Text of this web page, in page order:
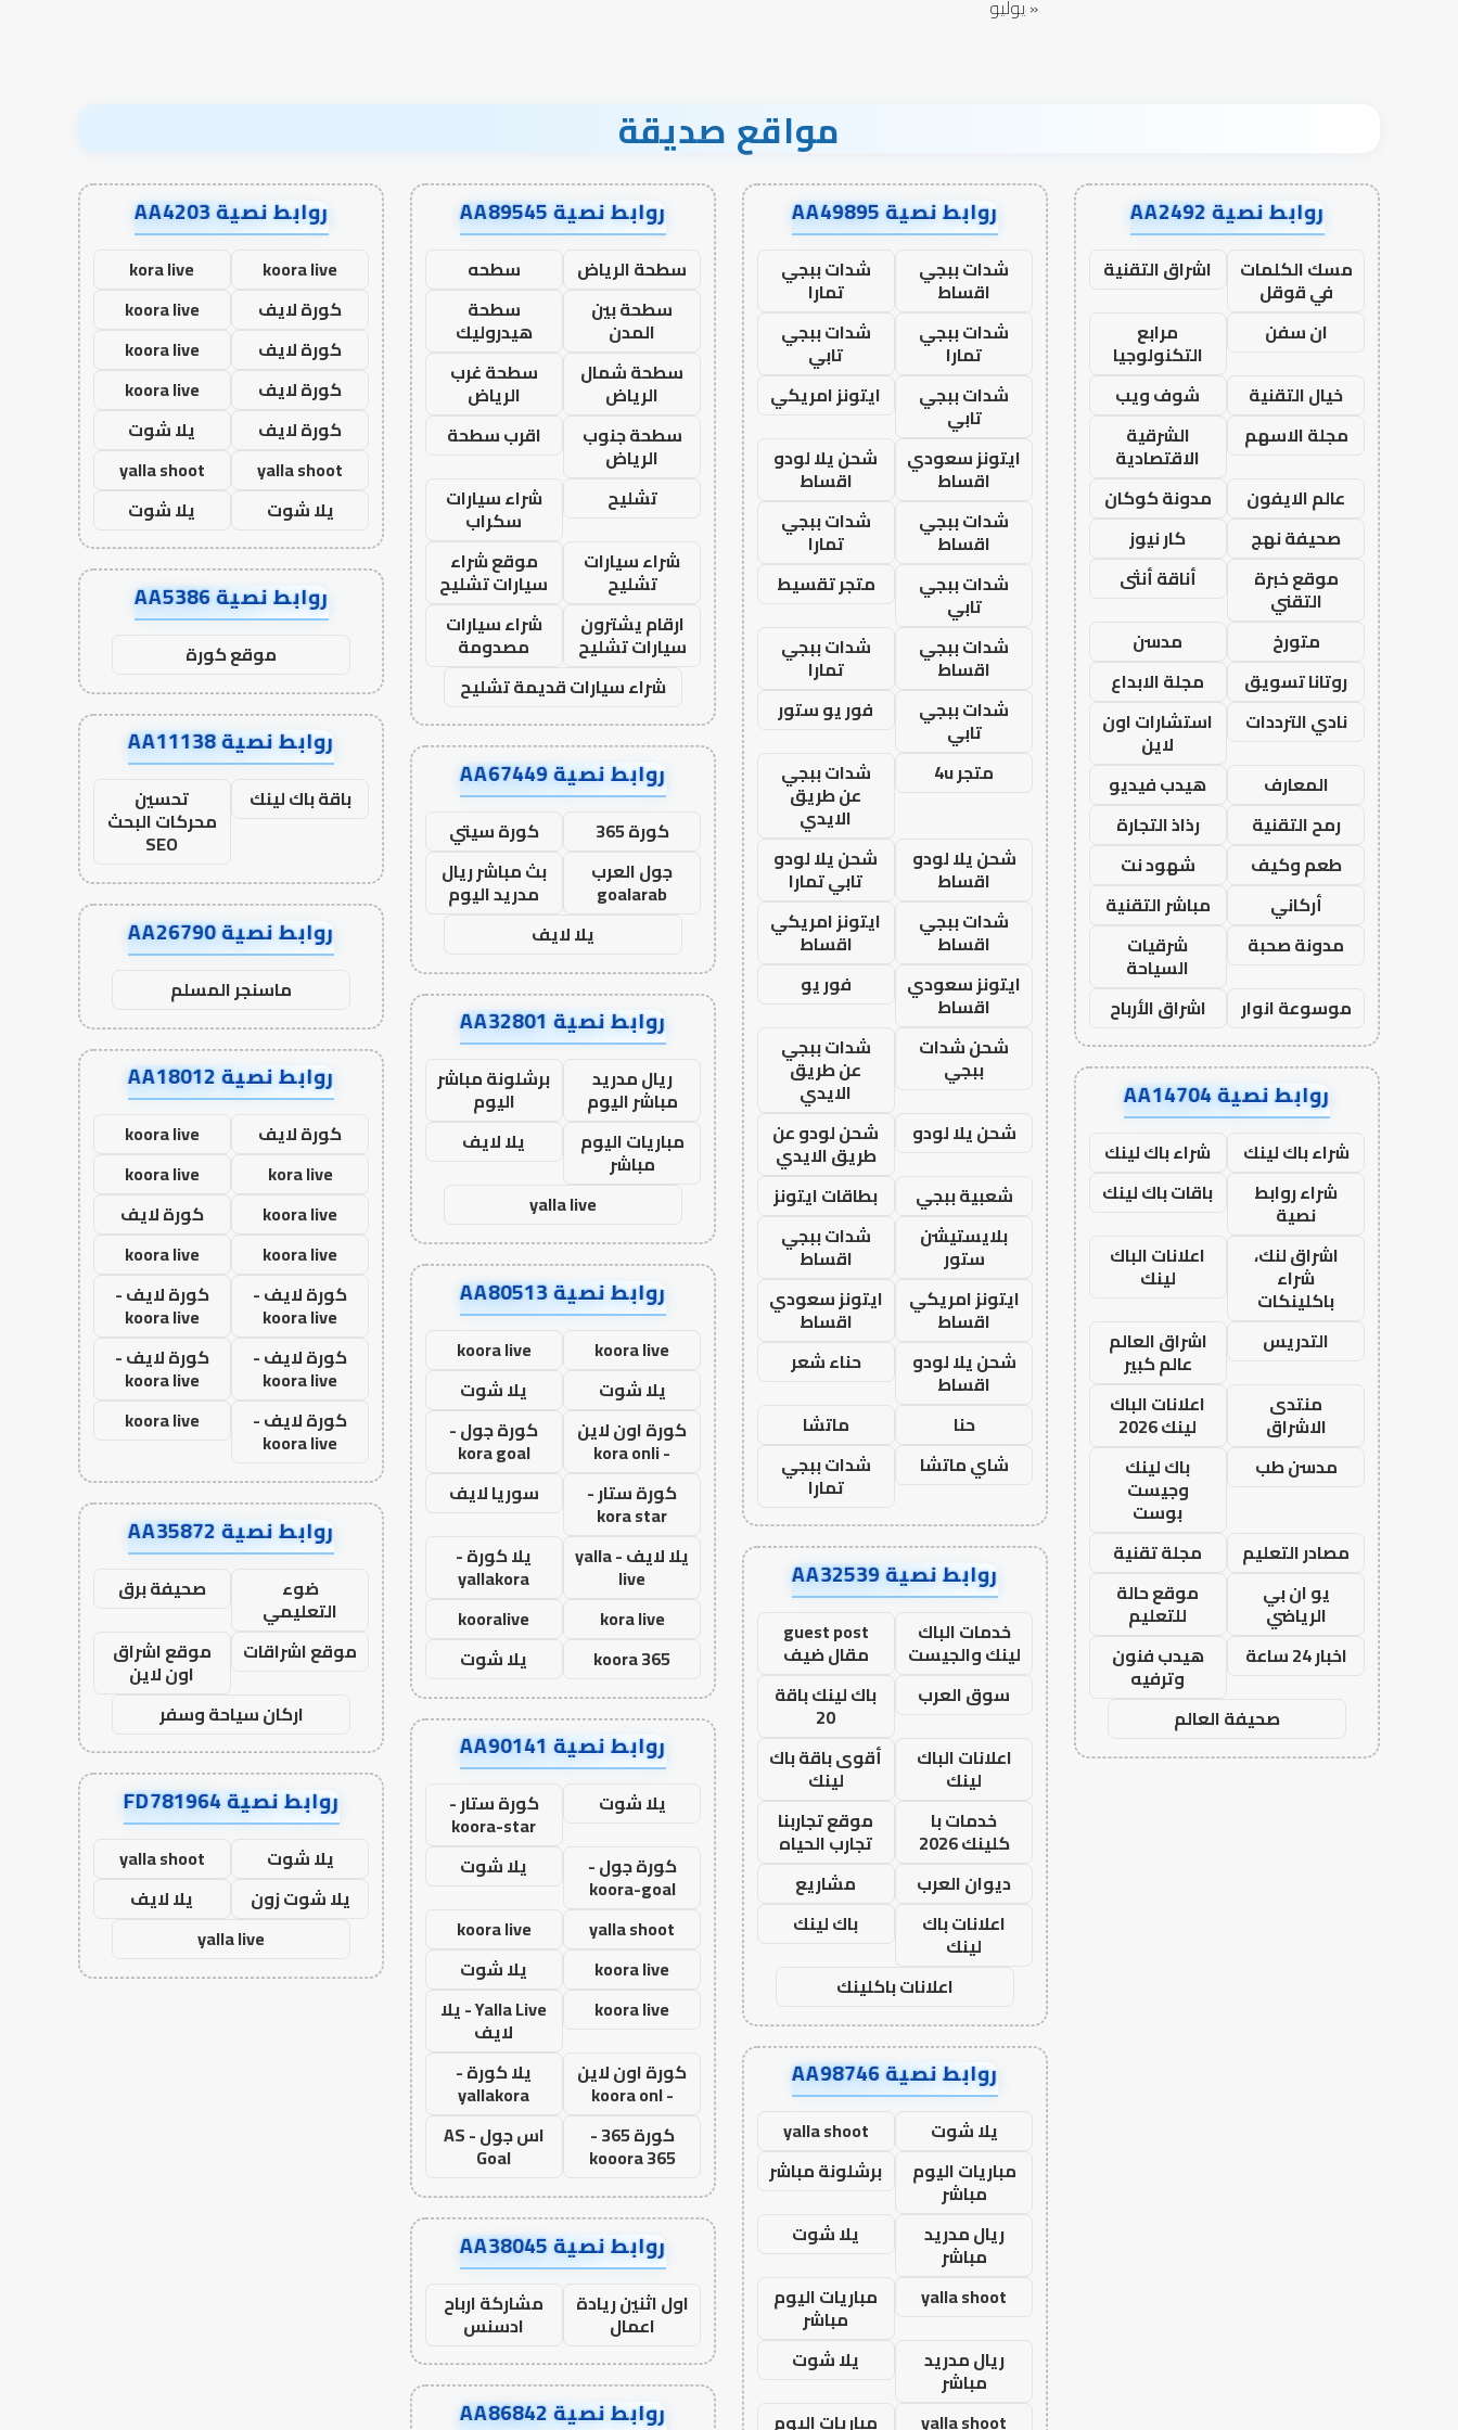
« يوليو
مواقع صديقة
روابط نصية AA2492
مسك الكلمات
في قوقل
اشراق التقنية
ان سفن
مرابع
التكنولوجيا
خيال التقنية
شوف ويب
مجلة الاسهم
الشرقية
الاقتصادية
عالم الايفون
مدونة كوكان
صحيفة نهج
كار نيوز
موقع خبرة
التقني
أناقة أنثى
متورخ
مدسن
روتانا تسويق
مجلة الابداع
نادي الترددات
استشارات اون
لاين
المعارف
هيدب فيديو
رمح التقنية
رذاذ التجارة
طعم وكيف
شهود نت
أركاني
مباشر التقنية
مدونة صحبة
شرقيات
السياحة
موسوعة انوار
اشراق الأرباح
روابط نصية AA14704
شراء باك لينك
شراء باك لينك
شراء روابط
نصية
باقات باك لينك
اشراق لنك،
شراء
باكلينكات
اعلانات الباك
لينك
التدريس
اشراق العالم
عالم كبير
منتدى
الاشراق
اعلانات الباك
لينك 2026
مدسن طب
باك لينك
وجيست
بوست
مصادر التعليم
مجلة تقنية
يو ان بي
الرياضي
موقع حالة
للتعليم
اخبار 24 ساعة
هيدب فنون
وترفيه
صحيفة العالم
روابط نصية AA49895
شدات ببجي
اقساط
شدات ببجي
تمارا
شدات ببجي
تمارا
شدات ببجي
تابي
شدات ببجي
تابي
ايتونز امريكي
ايتونز سعودي
اقساط
شحن يلا لودو
اقساط
شدات ببجي
اقساط
شدات ببجي
تمارا
شدات ببجي
تابي
متجر تقسيط
شدات ببجي
اقساط
شدات ببجي
تمارا
شدات ببجي
تابي
فور يو ستور
متجر 4u
شدات ببجي
عن طريق
الايدي
شحن يلا لودو
اقساط
شحن يلا لودو
تابي تمارا
شدات ببجي
اقساط
ايتونز امريكي
اقساط
ايتونز سعودي
اقساط
فور يو
شحن شدات
ببجي
شدات ببجي
عن طريق
الايدي
شحن يلا لودو
شحن لودو عن
طريق الايدي
شعبية ببجي
بطاقات ايتونز
بلايستيشن
ستور
شدات ببجي
اقساط
ايتونز امريكي
اقساط
ايتونز سعودي
اقساط
شحن يلا لودو
اقساط
حناء شعر
حنا
ماتشا
شاي ماتشا
شدات ببجي
تمارا
روابط نصية AA32539
خدمات الباك
لينك والجيست
guest post
مقال ضيف
سوق العرب
باك لينك باقة
20
اعلانات الباك
لينك
أقوى باقة باك
لينك
خدمات با
كلينك 2026
موقع تجاربنا
تجارب الحياه
ديوان العرب
مشاريع
اعلانات باك
لينك
باك لينك
اعلانات باكلينك
روابط نصية AA98746
يلا شوت
yalla shoot
مباريات اليوم
مباشر
برشلونة مباشر
ريال مدريد
مباشر
يلا شوت
yalla shoot
مباريات اليوم
مباشر
ريال مدريد
مباشر
يلا شوت
yalla shoot
مباريات اليوم
روابط نصية AA89545
سطحة الرياض
سطحه
سطحة بين
المدن
سطحة
هيدروليك
سطحة شمال
الرياض
سطحة غرب
الرياض
سطحة جنوب
الرياض
اقرب سطحة
تشليح
شراء سيارات
سكراب
شراء سيارات
تشليح
موقع شراء
سيارات تشليح
ارقام يشترون
سيارات تشليح
شراء سيارات
مصدومة
شراء سيارات قديمة تشليح
روابط نصية AA67449
كورة 365
كورة سيتي
جول العرب
goalarab
بث مباشر ريال
مدريد اليوم
يلا لايف
روابط نصية AA32801
ريال مدريد
مباشر اليوم
برشلونة مباشر
اليوم
مباريات اليوم
مباشر
يلا لايف
yalla live
روابط نصية AA80513
koora live
koora live
يلا شوت
يلا شوت
كورة اون لاين
- kora onli
كورة جول -
kora goal
كورة ستار -
kora star
سوريا لايف
يلا لايف - yalla
live
يلا كورة -
yallakora
kora live
kooralive
koora 365
يلا شوت
روابط نصية AA90141
يلا شوت كورة ستار -
koora-star
كورة جول -
koora-goal
يلا شوت
yalla shoot
koora live
koora live
يلا شوت
koora live
Yalla Live - يلا
لايف
كورة اون لاين
- koora onl
يلا كورة -
yallakora
كورة 365 -
kooora 365
اس جول - AS
Goal
روابط نصية AA38045
اول اثنين ريادة
اعمال
مشاركة ارباح
ادسنس
روابط نصية AA86842
روابط نصية AA4203
koora live
kora live
كورة لايف
koora live
كورة لايف
koora live
كورة لايف
koora live
كورة لايف
يلا شوت
yalla shoot
yalla shoot
يلا شوت
يلا شوت
روابط نصية AA5386
موقع كورة
روابط نصية AA11138
باقة باك لينك تحسين
محركات البحث
SEO
روابط نصية AA26790
ماسنجر المسلم
روابط نصية AA18012
كورة لايف
koora live
kora live
koora live
koora live
كورة لايف
koora live
koora live
كورة لايف -
koora live
كورة لايف -
koora live
كورة لايف -
koora live
كورة لايف -
koora live
كورة لايف -
koora live
koora live
روابط نصية AA35872
ضوء
التعليمي
صحيفة برق
موقع اشراقات
موقع اشراق
اون لاين
اركان سياحة وسفر
روابط نصية FD781964
يلا شوت
yalla shoot
يلا شوت زون
يلا لايف
yalla live